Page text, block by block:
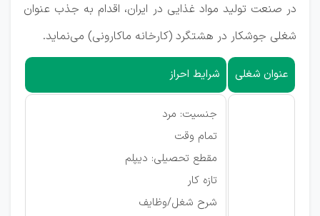
در صنعت تولید مواد غذایی در ایران، اقدام به جذب عنوان
شغلی جوشکار در هشتگرد (کارخانه ماکارونی) می‌نماید.
عنوان شغلی شرایط احراز
جنسیت: مرد
تمام وقت
مقطع تحصیلی: دیپلم
تازه کار
شرح شغل/وظایف